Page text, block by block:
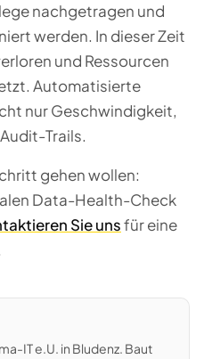
nachgetragen und
werden. In dieser Zeit
und Ressourcen
Automatisierte
nur Geschwindigkeit,
Trails.
gehen wollen:
Data-Health-Check
Sie unsfür eine
IT e.U. in Bludenz. Baut